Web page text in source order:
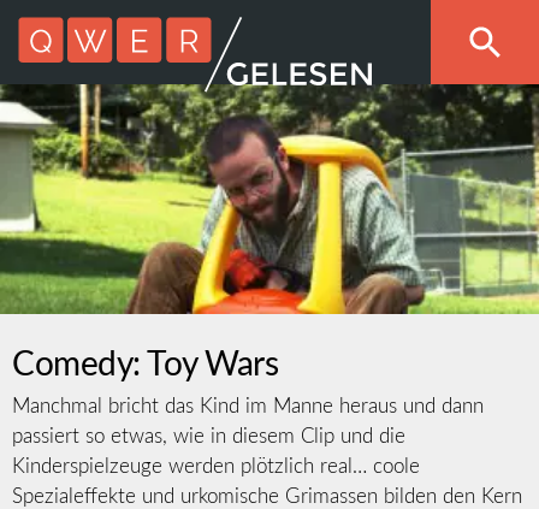
Comedy: Toy Wars
Manchmal bricht das Kind im Manne heraus und dann
passiert so etwas, wie in diesem Clip und die
Kinderspielzeuge werden plötzlich real… coole
Spezialeffekte und urkomische Grimassen bilden den Kern